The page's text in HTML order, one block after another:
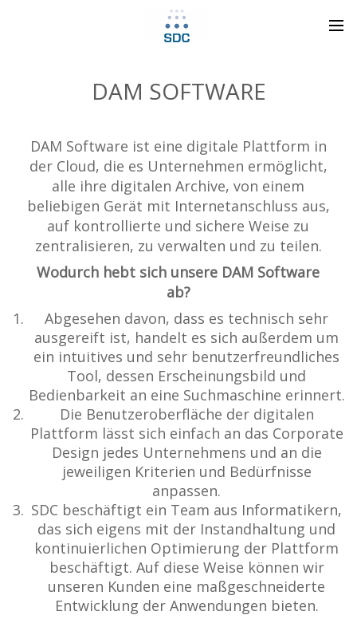
DAM SOFTWARE
DAM Software ist eine digitale Plattform in
der Cloud, die es Unternehmen ermöglicht,
alle ihre digitalen Archive, von einem
beliebigen Gerät mit Internetanschluss aus,
auf kontrollierte und sichere Weise zu
zentralisieren, zu verwalten und zu teilen.
Wodurch hebt sich unsere DAM Software
ab?
Abgesehen davon, dass es technisch sehr
ausgereift ist, handelt es sich außerdem um
ein intuitives und sehr benutzerfreundliches
Tool, dessen Erscheinungsbild und
Bedienbarkeit an eine Suchmaschine erinnert.
Die Benutzeroberfläche der digitalen
Plattform lässt sich einfach an das Corporate
Design jedes Unternehmens und an die
jeweiligen Kriterien und Bedürfnisse
anpassen.
SDC beschäftigt ein Team aus Informatikern,
das sich eigens mit der Instandhaltung und
kontinuierlichen Optimierung der Plattform
beschäftigt. Auf diese Weise können wir
unseren Kunden eine maßgeschneiderte
Entwicklung der Anwendungen bieten.